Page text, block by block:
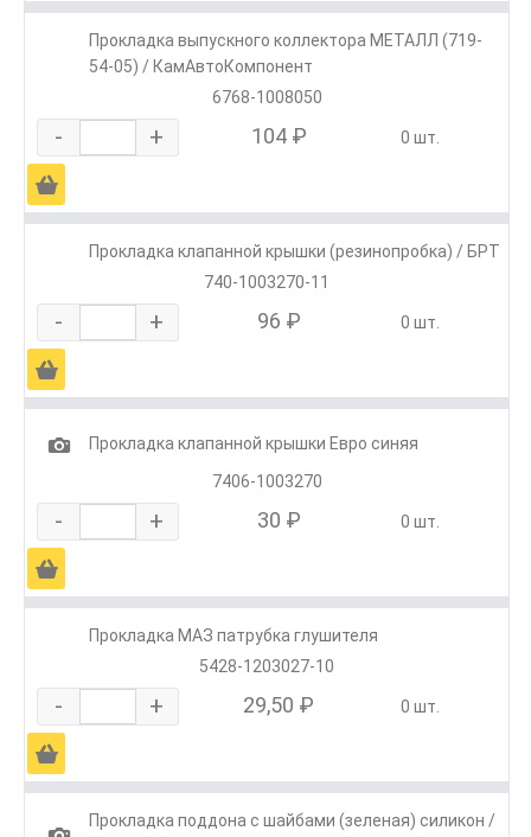
Прокладка выпускного коллектора МЕТАЛЛ (719-
54-05) / КамАвтоКомпонент
6768-1008050
- + 104 ₽ 0 шт.
Ä
Прокладка клапанной крышки (резинопробка) / БРТ
740-1003270-11
- + 96 ₽ 0 шт.
Ä
1
Прокладка клапанной крышки Евро синяя
7406-1003270
- + 30 ₽ 0 шт.
Ä
Прокладка МАЗ патрубка глушителя
5428-1203027-10
- + 29,50 ₽ 0 шт.
Ä
Прокладка поддона с шайбами (зеленая) силикон /